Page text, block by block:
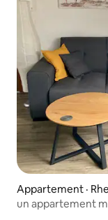
Appartement ·
un appartement